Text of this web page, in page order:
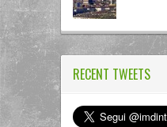
RECENT TWEETS